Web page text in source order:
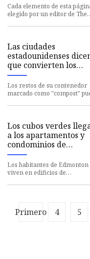
Cada elemento de esta
elegido por un editor de The
Las ciudades
estadounidenses
que convierten los
desechos de alimentos
abono. ¿Es un problema
cuando no lo hacen?
Los restos de su contenedor
marcado como "compost"
Los cubos verdes
a los apartamentos y
condominios de
Edmonton a partir de
otoño
Los habitantes de Edmonton
viven en edificios de
Primero 4 5